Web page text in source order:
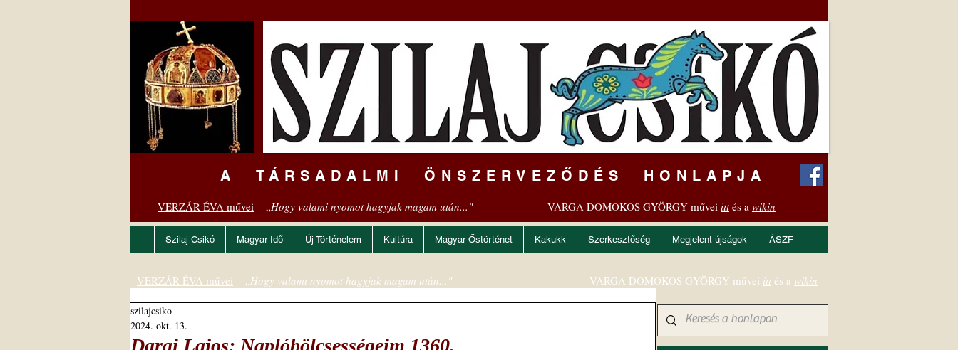
A TÁRSADALMI ÖNSZERVEZŐDÉS HONLAPJA
VERZÁR ÉVA művei – „Hogy valami nyomot hagyjak magam után..." VARGA DOMOKOS GYÖRGY művei ittés a wikin
Szilaj Csikó Magyar Idő Új Történelem Kultúra Magyar Őstörténet Kakukk Szerkesztőség Megjelent újságok ÁSZF
Darai Lajos: Naplóbölcsességeim 1360.
szilajcsiko
2024. okt. 13.
VERZÁR ÉVA művei – „Hogy valami nyomot hagyjak magam után..." VARGA DOMOKOS GYÖRGY művei itt és a wikin